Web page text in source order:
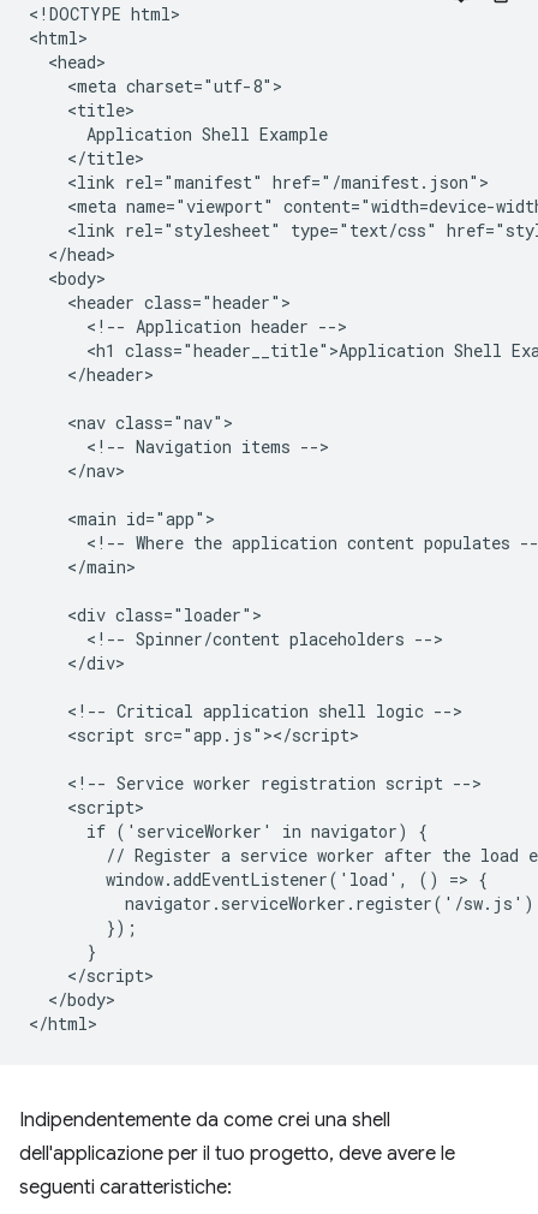
​​<!DOCTYPE html>
<html>
  <head>
    <meta charset="utf-8">
    <title>
      Application Shell Example
    </title>
    <link rel="manifest" href="/manifest.json">
<meta name="viewport" content="width=device-
<link rel="stylesheet" type="text/css"
  </head>
  <body>
    <header class="header">
      <!-- Application header -->
<h1 class="header__title">Application Shell
    </header>
    <nav class="nav">
      <!-- Navigation items -->
    </nav>
    <main id="app">
<!-- Where the application content populates
    </main>
    <div class="loader">
      <!-- Spinner/content placeholders -->
    </div>
    <!-- Critical application shell logic -->
    <script src="app.js"></script>
    <!-- Service worker registration script -->
    <script>
      if ('serviceWorker' in navigator) {
// Register a service worker after the load
        window.addEventListener('load', () => {
navigator.serviceWorker.register('/
        });
      }
    </script>
  </body>
Indipendentemente da come crei una shell
dell'applicazione per il tuo progetto, deve avere le
seguenti caratteristiche: